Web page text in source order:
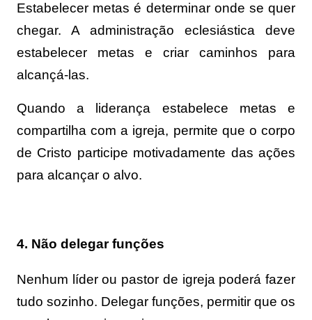
Estabelecer metas é determinar onde se quer
chegar. A administração eclesiástica deve
estabelecer metas e criar caminhos para
alcançá-las.
Quando a liderança estabelece metas e
compartilha com a igreja, permite que o corpo
de Cristo participe motivadamente das ações
para alcançar o alvo.
4. Não delegar funções
Nenhum líder ou pastor de igreja poderá fazer
tudo sozinho. Delegar funções, permitir que os